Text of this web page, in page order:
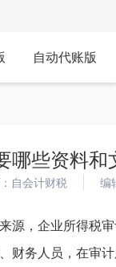
自动代账版
哪些资料和
自会计财税 编
源，企业所得税
财务人员，在审